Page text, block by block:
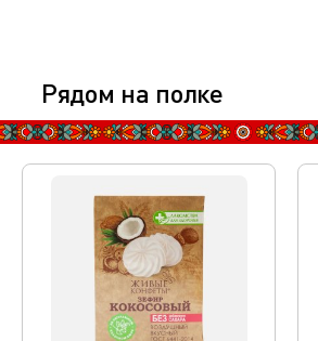
Рядом на полке